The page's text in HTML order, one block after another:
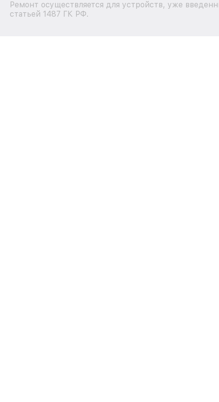
Ремонт осуществляется для устройств, уже
статьей 1487 ГК РФ.